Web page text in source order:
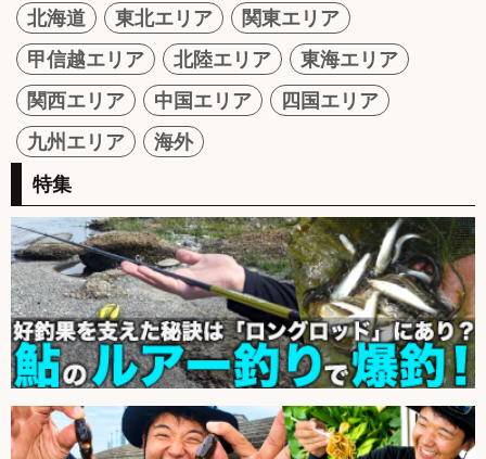
北海道 東北エリア
関東エリア
甲信越エリア
北陸エリア
東海エリア
関西エリア
中国エリア
四国エリア
九州エリア
海外
特集